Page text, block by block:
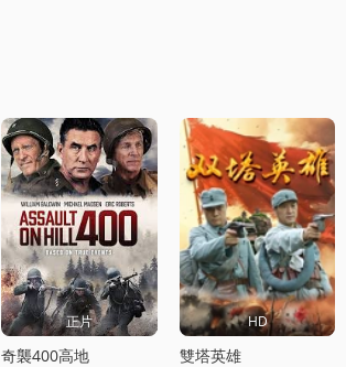
正片
奇襲400高地
HD
雙塔英雄